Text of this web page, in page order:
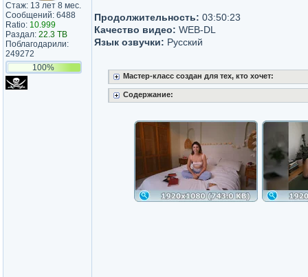
Стаж: 13 лет 8 мес.
Сообщений: 6488
Ratio: 10.999
Раздал: 22.3 TB
Поблагодарили:
249272
100%
Продолжительность: 03:50:23
Качество видео: WEB-DL
Язык озвучки: Русский
Мастер-класс создан для тех, кто хочет:
Содержание: